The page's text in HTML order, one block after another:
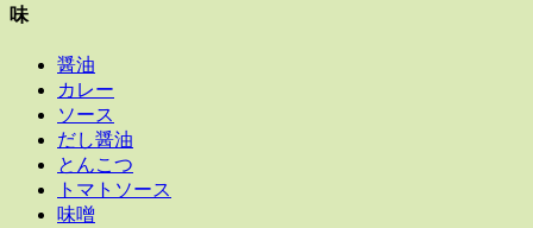
味
醤油
カレー
ソース
だし醤油
とんこつ
トマトソース
味噌